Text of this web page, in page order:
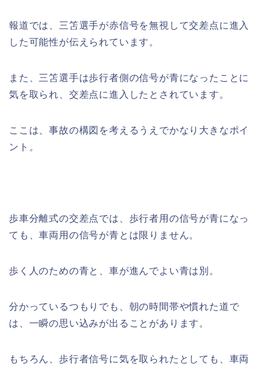
報道では、三笘選手が赤信号を無視して交差点に進入
した可能性が伝えられています。
また、三笘選手は歩行者側の信号が青になったことに
気を取られ、交差点に進入したとされています。
ここは、事故の構図を考えるうえでかなり大きなポイ
ント。
歩車分離式の交差点では、歩行者用の信号が青になっ
ても、車両用の信号が青とは限りません。
歩く人のための青と、車が進んでよい青は別。
分かっているつもりでも、朝の時間帯や慣れた道で
は、一瞬の思い込みが出ることがあります。
もちろん、歩行者信号に気を取られたとしても、車両